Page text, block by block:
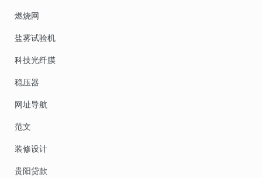
燃烧网
盐雾试验机
科技光纤膜
稳压器
网址导航
范文
装修设计
贵阳贷款